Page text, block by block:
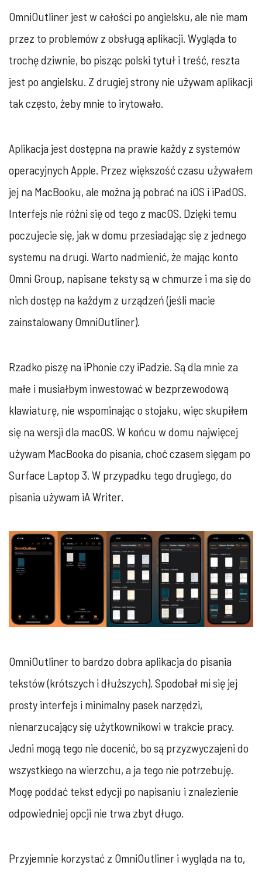
OmniOutliner jest w całości po angielsku, ale nie mam
przez to problemów z obsługą aplikacji. Wygląda to
trochę dziwnie, bo pisząc polski tytuł i treść, reszta
jest po angielsku. Z drugiej strony nie używam aplikacji
tak często, żeby mnie to irytowało.
Aplikacja jest dostępna na prawie każdy z systemów
operacyjnych Apple. Przez większość czasu używałem
jej na MacBooku, ale można ją pobrać na iOS i iPadOS.
Interfejs nie różni się od tego z macOS. Dzięki temu
poczujecie się, jak w domu przesiadając się z jednego
systemu na drugi. Warto nadmienić, że mając konto
Omni Group, napisane teksty są w chmurze i ma się do
nich dostęp na każdym z urządzeń (jeśli macie
zainstalowany OmniOutliner).
Rzadko piszę na iPhonie czy iPadzie. Są dla mnie za
małe i musiałbym inwestować w bezprzewodową
klawiaturę, nie wspominając o stojaku, więc skupiłem
się na wersji dla macOS. W końcu w domu najwięcej
używam MacBooka do pisania, choć czasem sięgam po
Surface Laptop 3. W przypadku tego drugiego, do
pisania używam iA Writer.
OmniOutliner to bardzo dobra aplikacja do pisania
tekstów (krótszych i dłuższych). Spodobał mi się jej
prosty interfejs i minimalny pasek narzędzi,
nienarzucający się użytkownikowi w trakcie pracy.
Jedni mogą tego nie docenić, bo są przyzwyczajeni do
wszystkiego na wierzchu, a ja tego nie potrzebuję.
Mogę poddać tekst edycji po napisaniu i znalezienie
odpowiedniej opcji nie trwa zbyt długo.
Przyjemnie korzystać z OmniOutliner i wygląda na to,